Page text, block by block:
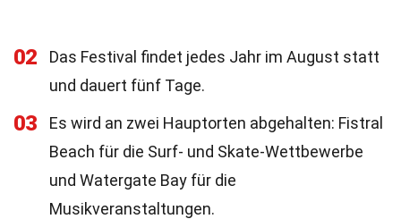
02
Das Festival findet jedes Jahr im August statt
und dauert fünf Tage.
03
Es wird an zwei Hauptorten abgehalten: Fistral
Beach für die Surf- und Skate-Wettbewerbe
und Watergate Bay für die
Musikveranstaltungen.